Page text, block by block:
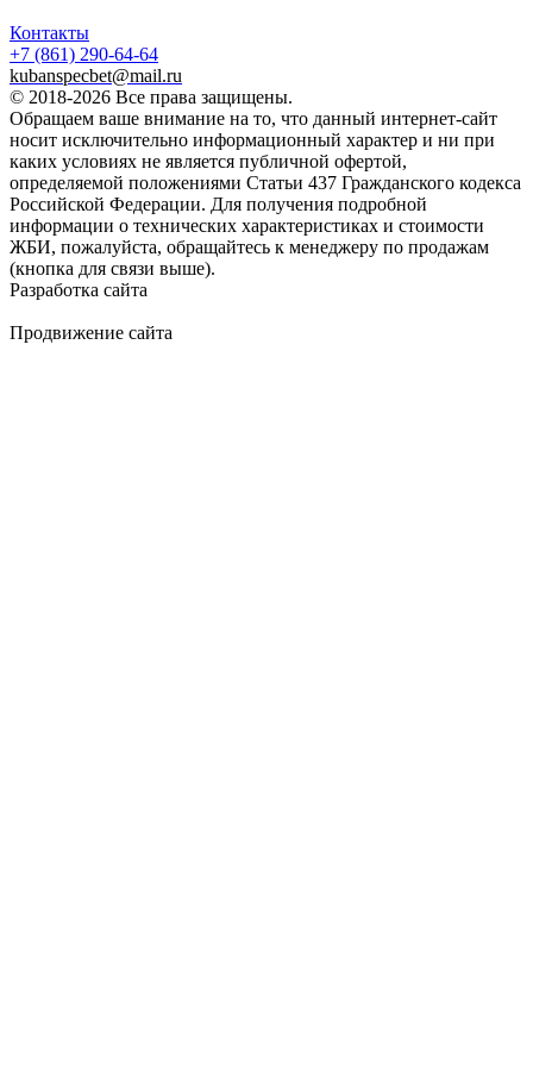
Контакты
+7 (861) 290-64-64
kubanspecbet@mail.ru
© 2018-2026 Все права защищены.
Обращаем ваше внимание на то, что данный интернет-сайт
носит исключительно информационный характер и ни при
каких условиях не является публичной офертой,
определяемой положениями Статьи 437 Гражданского кодекса
Российской Федерации. Для получения подробной
информации о технических характеристиках и стоимости
ЖБИ, пожалуйста, обращайтесь к менеджеру по продажам
(кнопка для связи выше).
Разработка сайта
Продвижение сайта